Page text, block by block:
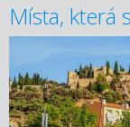
Místa, která